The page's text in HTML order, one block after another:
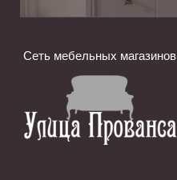
Сеть мебельных магазинов